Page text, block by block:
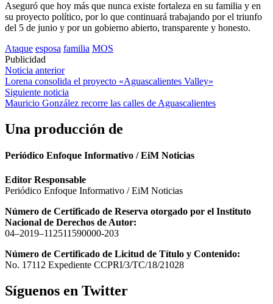
Aseguró que hoy más que nunca existe fortaleza en su familia y en
su proyecto político, por lo que continuará trabajando por el triunfo
del 5 de junio y por un gobierno abierto, transparente y honesto.
Ataque esposa familia MOS
Publicidad
Navegación
de
entradas
Noticia anterior
Lorena consolida el proyecto «Aguascalientes Valley»
Siguiente noticia
Mauricio González recorre las calles de Aguascalientes
Una producción de
Periódico Enfoque Informativo / EiM Noticias
Editor Responsable
Periódico Enfoque Informativo / EiM Noticias
Número de Certificado de Reserva otorgado por el Instituto
Nacional de Derechos de Autor:
04–2019–112511590000-203
Número de Certificado de Licitud de Título y Contenido:
No. 17112 Expediente CCPRI/3/TC/18/21028
Síguenos en Twitter